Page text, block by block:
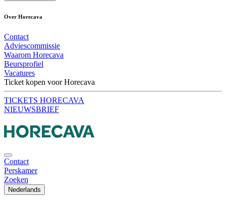
Over Horecava
Contact
Adviescommissie
Waarom Horecava
Beursprofiel
Vacatures
Ticket kopen voor Horecava
TICKETS HORECAVA
NIEUWSBRIEF
Contact
Perskamer
Zoeken
Nederlands